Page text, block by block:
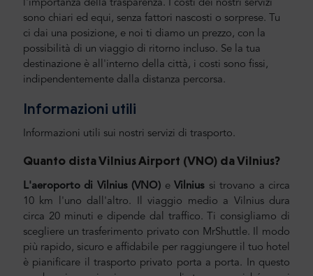
l'importanza della trasparenza. I costi dei nostri servizi
sono chiari ed equi, senza fattori nascosti o sorprese. Tu
ci dai una posizione, e noi ti diamo un prezzo, con la
possibilità di un viaggio di ritorno incluso. Se la tua
destinazione è all'interno della città, i costi sono fissi,
indipendentemente dalla distanza percorsa.
Informazioni utili
Informazioni utili sui nostri servizi di trasporto.
Quanto dista Vilnius Airport (VNO) da Vilnius?
L'aeroporto di Vilnius (VNO) e Vilnius si trovano a circa
10 km l'uno dall'altro. Il viaggio medio a Vilnius dura
circa 20 minuti e dipende dal traffico. Ti consigliamo di
scegliere un trasferimento privato con MrShuttle. Il modo
più rapido, sicuro e affidabile per raggiungere il tuo hotel
è pianificare il trasporto privato porta a porta. In questo